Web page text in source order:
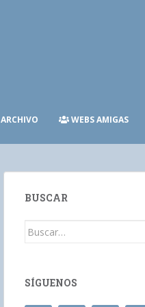
ARCHIVO WEBS AMIGAS
BUSCAR
Buscar:
SÍGUENOS